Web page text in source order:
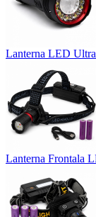
Lanterna LED
Lanterna Frontala